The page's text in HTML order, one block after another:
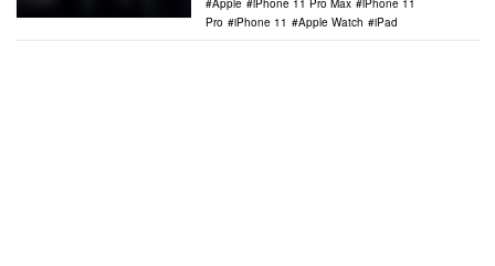
Apple
iPhone 11 Pro Max
iPhone 11
Pro
iPhone 11 Apple Watch iPad